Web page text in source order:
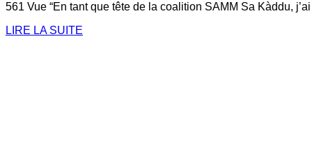
561 Vue “En tant que tête de la coalition SAMM Sa Kàddu,
LIRE LA SUITE